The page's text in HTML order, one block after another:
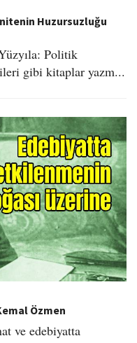
Huzursuzluğu
Politik
gibi kitaplar yazm...
Özmen
ve edebiyatta